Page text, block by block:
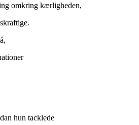
omkring kærligheden,
hun tacklede